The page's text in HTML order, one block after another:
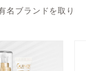
名ブランドを取り